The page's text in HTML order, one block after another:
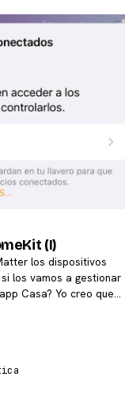
(I)
los dispositivos
los vamos a gestionar
Casa? Yo creo que…